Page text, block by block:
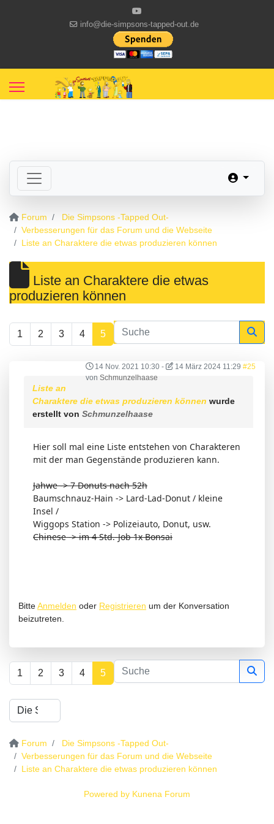
info@die-simpsons-tapped-out.de
Forum
Die Simpsons -Tapped Out-
Verbesserungen für das Forum und die Webseite
Liste an Charaktere die etwas produzieren können
Liste an Charaktere die etwas
produzieren können
1 2 3 4 5
14 Nov. 2021 10:30 - 14 März 2024 11:29 #25
von Schmunzelhaase
Liste an
Charaktere die etwas produzieren können wurde
erstellt von Schmunzelhaase
Hier soll mal eine Liste entstehen von Charakteren
mit der man Gegenstände produzieren kann.
Jahwe -> 7 Donuts nach 52h
Baumschnauz-Hain -> Lard-Lad-Donut / kleine
Insel /
Wiggops Station -> Polizeiauto, Donut, usw.
Chinese -> im 4 Std.-Job 1x Bonsai
BitteAnmelden oder Registrieren um der Konversation
beizutreten.
1 2 3 4 5
Forum
Die Simpsons -Tapped Out-
Verbesserungen für das Forum und die Webseite
Liste an Charaktere die etwas produzieren können
Powered by Kunena Forum